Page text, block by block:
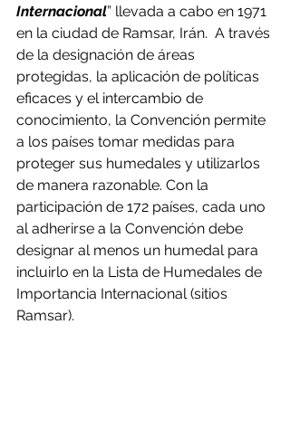
Internacional” llevada a cabo en 1971
en la ciudad de Ramsar, Irán.  A través
de la designación de áreas
protegidas, la aplicación de políticas
eficaces y el intercambio de
conocimiento, la Convención permite
a los países tomar medidas para
proteger sus humedales y utilizarlos
de manera razonable. Con la
participación de 172 países, cada uno
al adherirse a la Convención debe
designar al menos un humedal para
incluirlo en la Lista de Humedales de
Importancia Internacional (sitios
Ramsar).